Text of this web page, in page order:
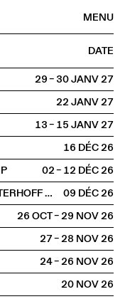
MENU
DATE
29 – 30 JANV2027
22 JANV2027
13 – 15 JANV2027
16 DÉC2026
02 – 12 DÉC2026
INITIATION CIRQUE AVEC MARC OOSTERHOFF ET OWEN WINSHIP
09 DÉC2026
26 OCT – 29 NOV2026
27 – 28 NOV2026
24 – 26 NOV2026
20 NOV2026